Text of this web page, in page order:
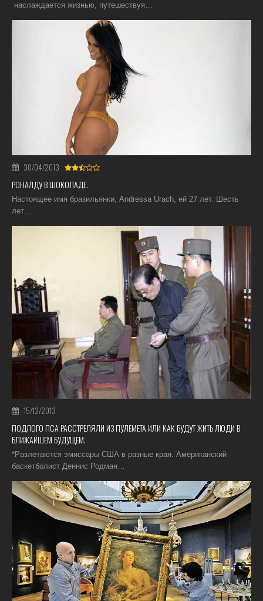
наслаждается жизнью, путешествуя…
30/04/2013
РОНАЛДУ В ШОКОЛАДЕ.
Настоящее имя бразильянки, Andressa Urach, ей 27 лет. Шесть
лет…
15/12/2013
ПОДЛОГО ПСА РАССТРЕЛЯЛИ ИЗ ПУЛЕМЕТА ИЛИ КАК БУДУТ ЖИТЬ ЛЮДИ В
БЛИЖАЙШЕМ БУДУЩЕМ.
*Разлетаются эмиссары США в разные края. Американский
баскетболист Деннис Родман…